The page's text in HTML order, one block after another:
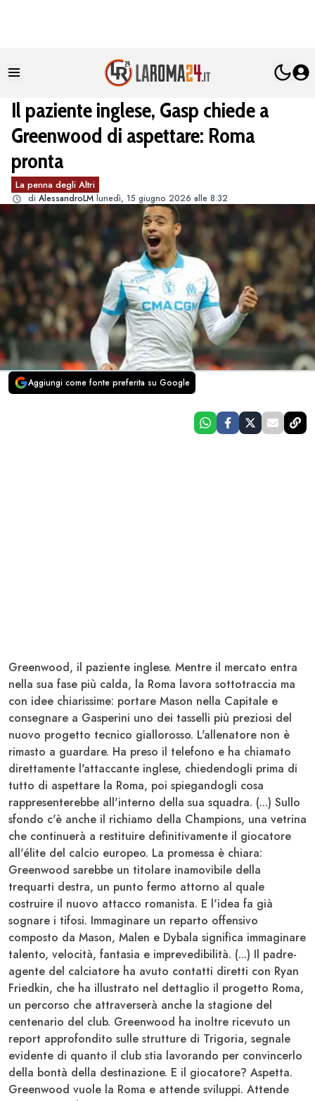
Il paziente inglese, Gasp chiede a
Greenwood di aspettare: Roma
pronta
La penna degli Altri
di AlessandroLM lunedì, 15 giugno 2026 alle 8:32
Aggiungi come fonte preferita su Google
Greenwood, il paziente inglese. Mentre il mercato entra
nella sua fase più calda, la Roma lavora sottotraccia ma
con idee chiarissime: portare Mason nella Capitale e
consegnare a Gasperini uno dei tasselli più preziosi del
nuovo progetto tecnico giallorosso. L'allenatore non è
rimasto a guardare. Ha preso il telefono e ha chiamato
direttamente l'attaccante inglese, chiedendogli prima di
tutto di aspettare la Roma, poi spiegandogli cosa
rappresenterebbe all'interno della sua squadra. (...) Sullo
sfondo c'è anche il richiamo della Champions, una vetrina
che continuerà a restituire definitivamente il giocatore
all'élite del calcio europeo. La promessa è chiara:
Greenwood sarebbe un titolare inamovibile della
trequarti destra, un punto fermo attorno al quale
costruire il nuovo attacco romanista. E l'idea fa già
sognare i tifosi. Immaginare un reparto offensivo
composto da Mason, Malen e Dybala significa immaginare
talento, velocità, fantasia e imprevedibilità. (...) Il padre-
agente del calciatore ha avuto contatti diretti con Ryan
Friedkin, che ha illustrato nel dettaglio il progetto Roma,
un percorso che attraverserà anche la stagione del
centenario del club. Greenwood ha inoltre ricevuto un
report approfondito sulle strutture di Trigoria, segnale
evidente di quanto il club stia lavorando per convincerlo
della bontà della destinazione. E il giocatore? Aspetta.
Greenwood vuole la Roma e attende sviluppi. Attende